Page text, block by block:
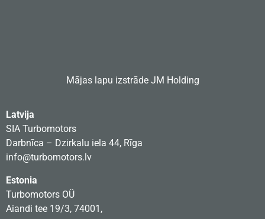
Mājas lapu izstrādeJM Holding
Latvija
SIA Turbomotors
Darbnīca – Dzirkalu iela 44, Rīga
info@turbomotors.lv
Estonia
Turbomotors OÜ
Aiandi tee 19/3, 74001,